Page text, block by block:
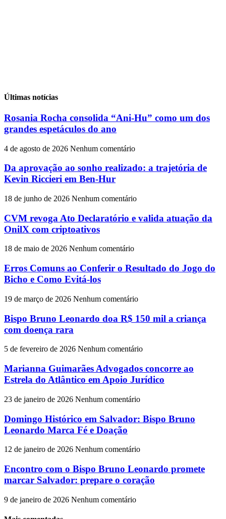
Últimas notícias
Rosania Rocha consolida “Ani-Hu” como um dos
grandes espetáculos do ano
4 de agosto de 2026 Nenhum comentário
Da aprovação ao sonho realizado: a trajetória de
Kevin Riccieri em Ben-Hur
18 de junho de 2026 Nenhum comentário
CVM revoga Ato Declaratório e valida atuação da
OnilX com criptoativos
18 de maio de 2026 Nenhum comentário
Erros Comuns ao Conferir o Resultado do Jogo do
Bicho e Como Evitá-los
19 de março de 2026 Nenhum comentário
Bispo Bruno Leonardo doa R$ 150 mil a criança
com doença rara
5 de fevereiro de 2026 Nenhum comentário
Marianna Guimarães Advogados concorre ao
Estrela do Atlântico em Apoio Jurídico
23 de janeiro de 2026 Nenhum comentário
Domingo Histórico em Salvador: Bispo Bruno
Leonardo Marca Fé e Doação
12 de janeiro de 2026 Nenhum comentário
Encontro com o Bispo Bruno Leonardo promete
marcar Salvador: prepare o coração
9 de janeiro de 2026 Nenhum comentário